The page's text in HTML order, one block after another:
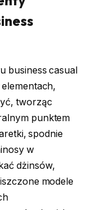
business casual
tworząc
punktem
spodnie
w
dżinsów,
modele